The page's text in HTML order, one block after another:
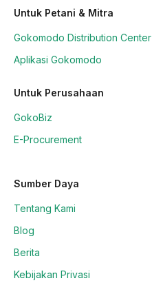
Untuk Petani & Mitra
Gokomodo Distribution Center
Aplikasi Gokomodo
Untuk Perusahaan
GokoBiz
E-Procurement
Sumber Daya
Tentang Kami
Blog
Berita
Kebijakan Privasi